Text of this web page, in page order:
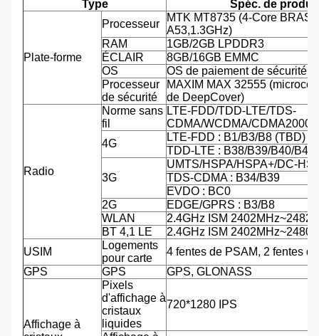
Type Spéc. de produit
Plate-forme
Processeur
MTK MT8735 (4-Core BRAS
A53,1.3GHz)
RAM
1GB/2GB LPDDR3
ÉCLAIR
8GB/16GB EMMC
OS
OS de paiement de sécurité
Processeur
de sécurité
MAXIM MAX 32555
de DeepCover)
Radio
Norme sans
fil
LTE-FDD/TDD-LTE/TDS-
CDMA/WCDMA/CDMA2000/
4G
LTE-FDD : B1/B3/B8 (TBD)
TDD-LTE : B38/B39/B40/B41
3G
UMTS/HSPA/HSPA+/DC-
TDS-CDMA : B34/B39
EVDO : BC0
2G
EDGE/GPRS : B3/B8
WLAN
2.4GHz ISM
BT 4,1 LE
2.4GHz ISM
USIM
Logements
pour carte
4 fentes de PSAM, 2 fentes
GPS
GPS GPS, GLONASS
Affichage à
Pixels
d'affichage à
cristaux
liquides
720*1280 IPS